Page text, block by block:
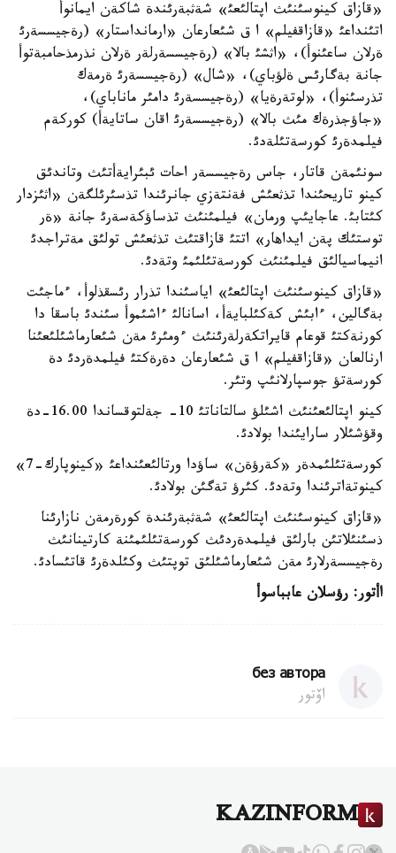
«قازاق كينوسئنئث اپتالئعئ» شةثبةرئندة شاكةن ايمانوأ
اتئنداعئ «قازاقفيلم» ا ق شئعارعان «ارمانداستار» (رةجيسسةرئ
ةرلان ساعئنوأ)، «اثشئ بالا» (رةجيسسةرلةر ةرلان نذرمذحامبةتوأ
جانة بةگارئس ةلؤباي)، «شال» (رةجيسسةرئ ةرمةك
تذرسئنوأ)، «لوتةرةيا» (رةجيسسةرئ دامئر ماناباي)،
«جاؤجذرةك مئث بالا» (رةجيسسةرئ اقان ساتايةأ) كوركةم
فيلمدةرئ كورسةتئلةدئ.
سونئمةن قاتار، جاس رةجيسسةر احات ئبئرايةأتئث وتاندئق
كينو تاريحئندا تذثعئش فةنتةزي جانرئندا تذسئرئلگةن «اثئزدار
كئتابئ. عاجايئپ ورمان» فيلمئنئث تذساؤكةسةرئ جانة «ةر
توستئك پةن ايداهار» اتتئ قازاقتئث تذثعئش تولئق مةتراجدئ
انيماسيالئق فيلمئنئث كورسةتئلئمئ وتةدئ.
«قازاق كينوسئنئث اپتالئعئ» اياسئندا تذرار رئسقذلوأ، ءماجئت
بةگالين، ءابئش كةكئلبايةأ، اسانالئ ءاشئموأ سئندئ باسقا دا
كورنةكتئ قوعام قايراتكةرلةرئنئث ءومئرئ مةن شئعارماشئلئعئنا
ارنالعان «قازاقفيلم» ا ق شئعارعان دةرةكتئ فيلمدةردئ دة
كورسةتؤ جوسپارلانئپ وتئر.
كينو اپتالئعئنئث اشئلؤ سالتاناتئ 10- جةلتوقساندا 16.00-دة
وقؤشئلار سارايئندا بولادئ.
كورسةتئلئمدةر «كةرؤةن» ساؤدا ورتالئعئنداعئ «كينوپارك-7»
كينوتةاترئندا وتةدئ. كئرؤ تةگئن بولادئ.
«قازاق كينوسئنئث اپتالئعئ» شةثبةرئندة كورةرمةن نازارئنا
ذسئنئلاتئن بارلئق فيلمدةردئث كورسةتئلئمئنة كارتينانئث
رةجيسسةرلارئ مةن شئعارماشئلئق توپتئث وكئلدةرئ قاتئسادئ.
اأتور: رؤسلان عابباسوأ
без автора
اۆتور
KAZINFORM